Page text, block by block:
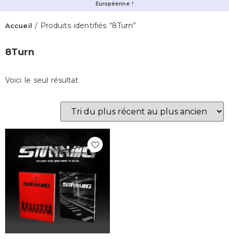
Européenne !
Accueil / Produits identifiés “8Turn”
8Turn
Voici le seul résultat